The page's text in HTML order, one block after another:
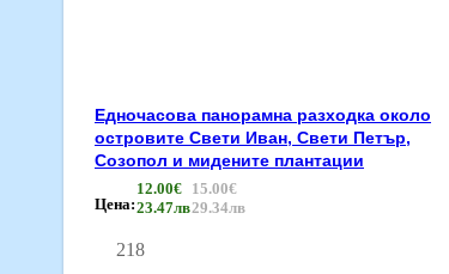
Едночасова панорамна разходка около
островите Свети Иван, Свети Петър,
Созопол и мидените плантации
Цена:
12.00€
23.47лв
15.00€
29.34лв
218